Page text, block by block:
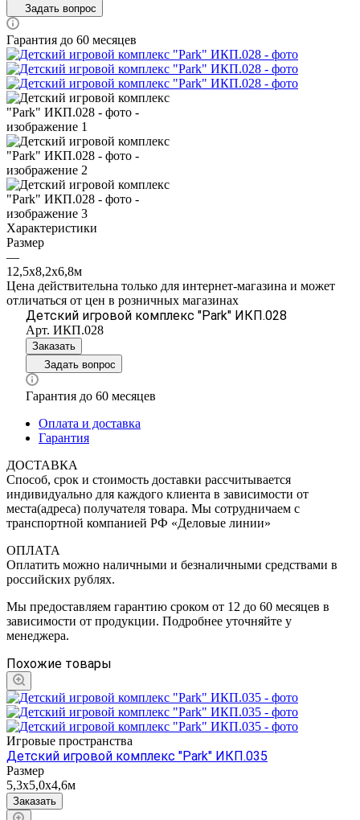
Задать вопрос
Гарантия до 60 месяцев
Характеристики
Размер
—
12,5х8,2х6,8м
Цена действительна только для интернет-магазина и может
отличаться от цен в розничных магазинах
Детский игровой комплекс "Park" ИКП.028
Арт. ИКП.028
Заказать
Задать вопрос
Гарантия до 60 месяцев
Оплата и доставка
Гарантия
ДОСТАВКА
Способ, срок и стоимость доставки рассчитывается
индивидуально для каждого клиента в зависимости от
места(адреса) получателя товара. Мы сотрудничаем с
транспортной компанией РФ «Деловые линии»
ОПЛАТА
Оплатить можно наличными и безналичными средствами в
российских рублях.
Мы предоставляем гарантию сроком от 12 до 60 месяцев в
зависимости от продукции. Подробнее уточняйте у
менеджера.
Похожие товары
Игровые пространства
Детский игровой комплекс "Park" ИКП.035
Размер
5,3х5,0х4,6м
Заказать